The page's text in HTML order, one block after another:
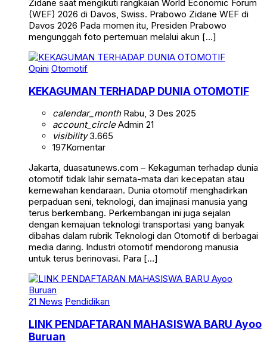
Zidane saat mengikuti rangkaian World Economic Forum
(WEF) 2026 di Davos, Swiss. Prabowo Zidane WEF di
Davos 2026 Pada momen itu, Presiden Prabowo
mengunggah foto pertemuan melalui akun […]
Opini Otomotif
KEKAGUMAN TERHADAP DUNIA OTOMOTIF
calendar_monthRabu, 3 Des 2025
account_circleAdmin 21
visibility3.665
197Komentar
Jakarta, duasatunews.com – Kekaguman terhadap dunia
otomotif tidak lahir semata-mata dari kecepatan atau
kemewahan kendaraan. Dunia otomotif menghadirkan
perpaduan seni, teknologi, dan imajinasi manusia yang
terus berkembang. Perkembangan ini juga sejalan
dengan kemajuan teknologi transportasi yang banyak
dibahas dalam rubrik Teknologi dan Otomotif di berbagai
media daring. Industri otomotif mendorong manusia
untuk terus berinovasi. Para […]
21 News Pendidikan
LINK PENDAFTARAN MAHASISWA BARU Ayoo
Buruan